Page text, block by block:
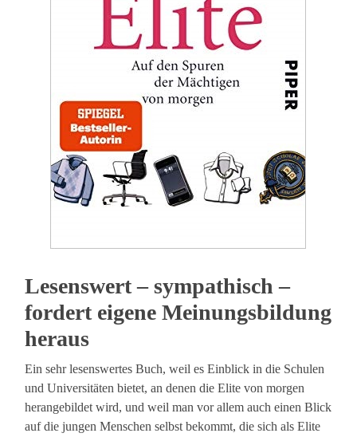
Lesenswert – sympathisch –
fordert eigene Meinungsbildung
heraus
Ein sehr lesenswertes Buch, weil es Einblick in die Schulen
und Universitäten bietet, an denen die Elite von morgen
herangebildet wird, und weil man vor allem auch einen Blick
auf die jungen Menschen selbst bekommt, die sich als Elite